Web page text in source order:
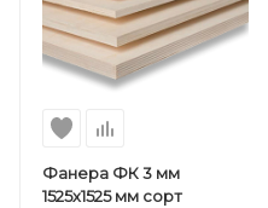
Фанера ФК 3 мм
1525х1525 мм сорт